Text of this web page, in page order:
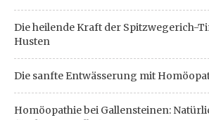
Die heilende Kraft der Spitzwegerich-
Husten
Die sanfte Entwässerung mit
Homöopathie bei Gallensteinen: